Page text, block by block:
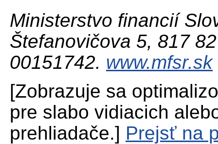
Ministerstvo financií
Štefanovičova 5, 817
00151742. www.mfsr.sk
[Zobrazuje sa
pre slabo vidiacich
prehliadače.] Prejsť na